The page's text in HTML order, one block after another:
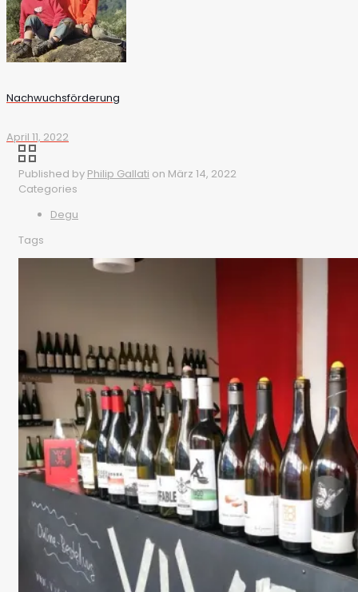
Nachwuchsförderung
April 11, 2022
Published by Philip Gallati on März 14, 2022
Categories
Degu
Tags